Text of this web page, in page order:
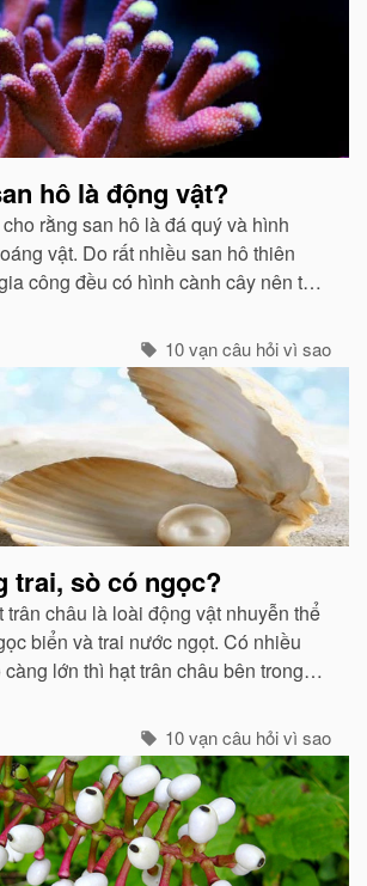
hô là động vật?
rằng san hô là đá quý và hình
vật. Do rất nhiều san hô thiên
công đều có hình cành cây nên từ
10 vạn câu hỏi vì sao
trai, sò có ngọc?
châu là loài động vật nhuyễn thể
biển và trai nước ngọt. Có nhiều
lớn thì hạt trân châu bên trong
10 vạn câu hỏi vì sao